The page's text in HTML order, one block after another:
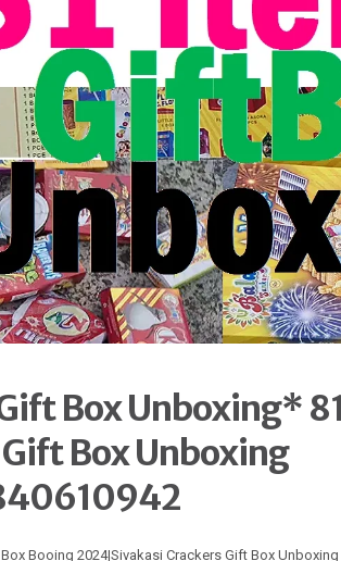
Box Unboxing*
Box Unboxing
Booing 2024|Sivakasi Crackers Gift Box